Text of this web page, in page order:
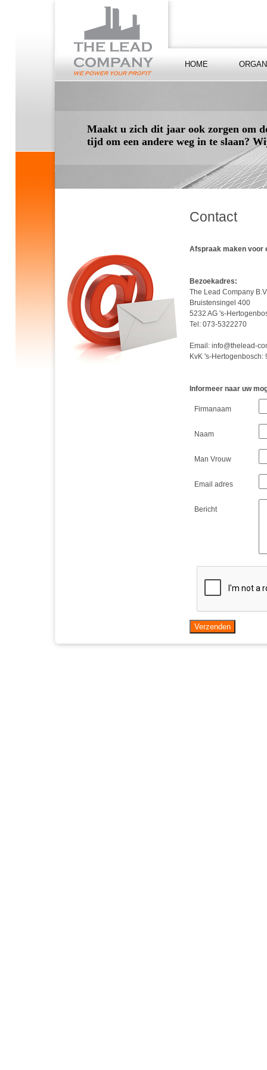
Maakt u zich dit jaar ook zorgen om
tijd om een andere weg in te slaan?
HOME
Contact
Afspraak maken voor
Bezoekadres:
The Lead Company
Bruistensingel 400
5232 AG 's-
Tel: 073-5322270
Email: info@thelead-
KvK 's-Hertogenbosch:
Informeer naar uw
Firmanaam
Naam
Man Vrouw
Email adres
Bericht